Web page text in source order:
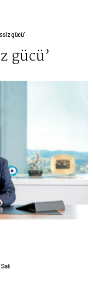
gücü’
gücü’